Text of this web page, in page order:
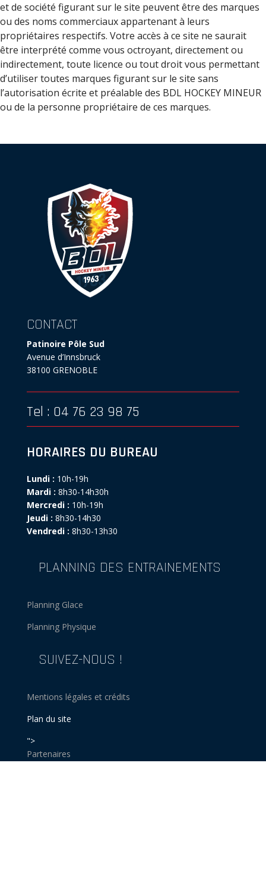
et de société figurant sur le site peuvent être des marques
ou des noms commerciaux appartenant à leurs
propriétaires respectifs. Votre accès à ce site ne saurait
être interprété comme vous octroyant, directement ou
indirectement, toute licence ou tout droit vous permettant
d’utiliser toutes marques figurant sur le site sans
l’autorisation écrite et préalable des BDL HOCKEY MINEUR
ou de la personne propriétaire de ces marques.
CONTACT
Patinoire Pôle Sud
Avenue d’Innsbruck
38100 GRENOBLE
Tel : 04 76 23 98 75
HORAIRES DU BUREAU
Lundi : 10h-19h
Mardi : 8h30-14h30h
Mercredi : 10h-19h
Jeudi : 8h30-14h30
Vendredi : 8h30-13h30
PLANNING DES ENTRAINEMENTS
Planning Glace
Planning Physique
SUIVEZ-NOUS !
Mentions légales et crédits
Plan du site
">
Partenaires